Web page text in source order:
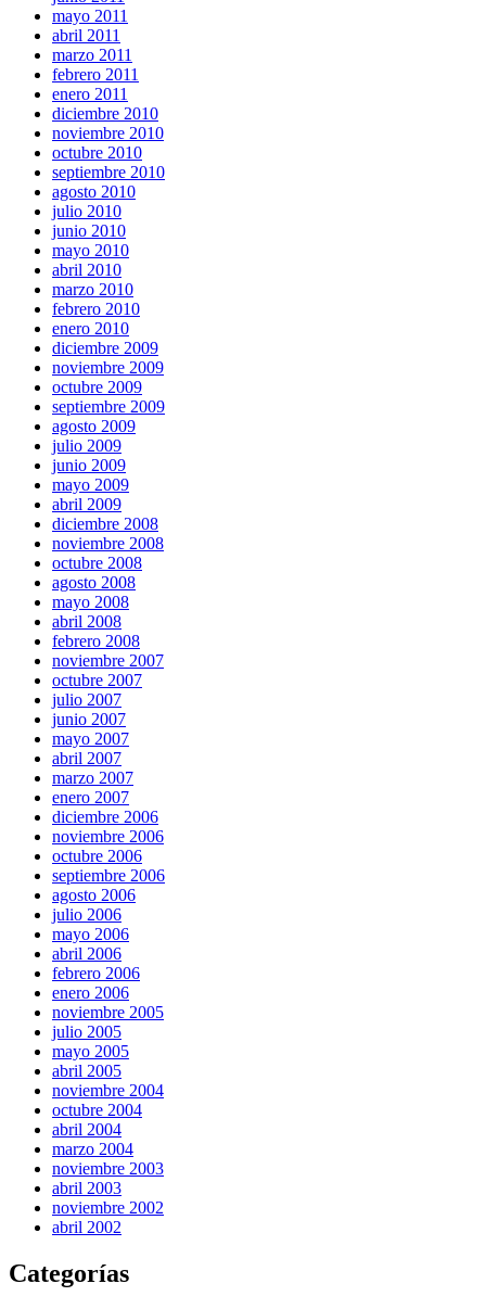
mayo 2011
abril 2011
marzo 2011
febrero 2011
enero 2011
diciembre 2010
noviembre 2010
octubre 2010
septiembre 2010
agosto 2010
julio 2010
junio 2010
mayo 2010
abril 2010
marzo 2010
febrero 2010
enero 2010
diciembre 2009
noviembre 2009
octubre 2009
septiembre 2009
agosto 2009
julio 2009
junio 2009
mayo 2009
abril 2009
diciembre 2008
noviembre 2008
octubre 2008
agosto 2008
mayo 2008
abril 2008
febrero 2008
noviembre 2007
octubre 2007
julio 2007
junio 2007
mayo 2007
abril 2007
marzo 2007
enero 2007
diciembre 2006
noviembre 2006
octubre 2006
septiembre 2006
agosto 2006
julio 2006
mayo 2006
abril 2006
febrero 2006
enero 2006
noviembre 2005
julio 2005
mayo 2005
abril 2005
noviembre 2004
octubre 2004
abril 2004
marzo 2004
noviembre 2003
abril 2003
noviembre 2002
abril 2002
Categorías